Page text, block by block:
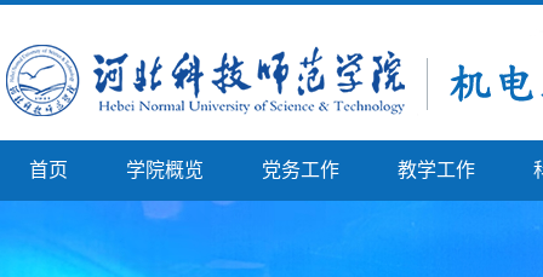
首页 学院概览 党务工作 教学工作